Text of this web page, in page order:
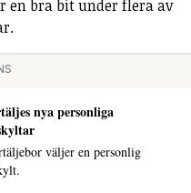
en bra bit under flera av
nya personliga
väljer en personlig